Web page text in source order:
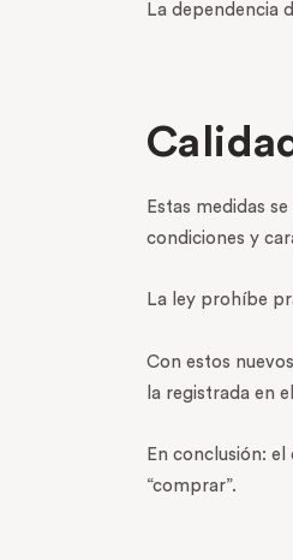
La dependencia
Estas medidas
condiciones y
La ley prohíbe
Con estos
la registrada en
En conclusión:
“comprar”.